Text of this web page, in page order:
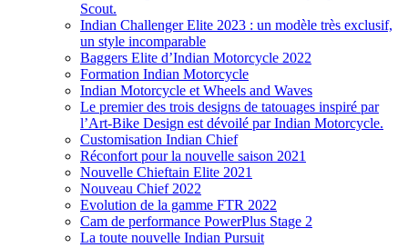
Scout.
Indian Challenger Elite 2023 : un modèle très exclusif,
un style incomparable
Baggers Elite d’Indian Motorcycle 2022
Formation Indian Motorcycle
Indian Motorcycle et Wheels and Waves
Le premier des trois designs de tatouages inspiré par
l’Art-Bike Design est dévoilé par Indian Motorcycle.
Customisation Indian Chief
Réconfort pour la nouvelle saison 2021
Nouvelle Chieftain Elite 2021
Nouveau Chief 2022
Evolution de la gamme FTR 2022
Cam de performance PowerPlus Stage 2
La toute nouvelle Indian Pursuit